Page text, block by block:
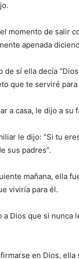
momento de salir
apenada
de sí ella decía
que te serviré
a casa, le dijo a su
le dijo: “Si tu
sus padres”.
mañana, ella
viviría para él.
a Dios que si nunca
en Dios,